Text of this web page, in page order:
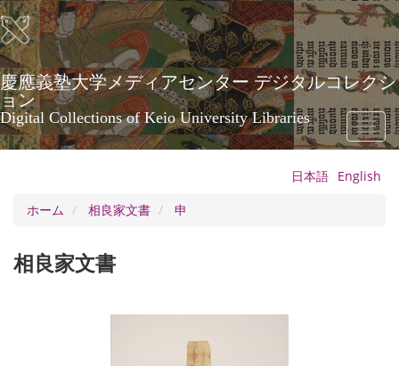
メ
イ
ン
コ
ン
テ
ン
ツ
に
慶應義塾大学メディアセンター デジタルコレクシ
ョン
Digital Collections of Keio University Libraries
Toggle
日本語 English
ホーム
相良家文書 申
相良家文書